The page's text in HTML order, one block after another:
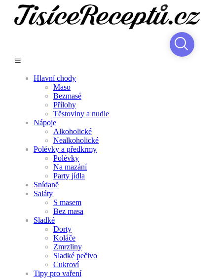
Hlavní chody
Maso
Bezmasé
Přílohy
Těstoviny a nudle
Nápoje
Alkoholické
Nealkoholické
Polévky a předkrmy
Polévky
Na mazání
Party jídla
Snídaně
Saláty
S masem
Bez masa
Sladké
Dorty
Koláče
Zmrzliny
Sladké pečivo
Cukroví
Tipy pro vaření